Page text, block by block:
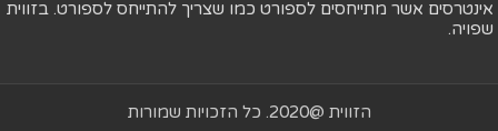
אינטרסים אשר מתייחסים לספורט כמו שצריך להתייחס לספורט. בזווית
שפויה.
הזווית @2020. כל הזכויות שמורות